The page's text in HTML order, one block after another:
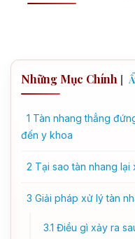
Những Mục Chính [
1 Tàn nhang thẳng
đến y khoa
2 Tại sao tàn nhang lại
3 Giải pháp xử lý tàn
3.1 Điều gì xảy ra